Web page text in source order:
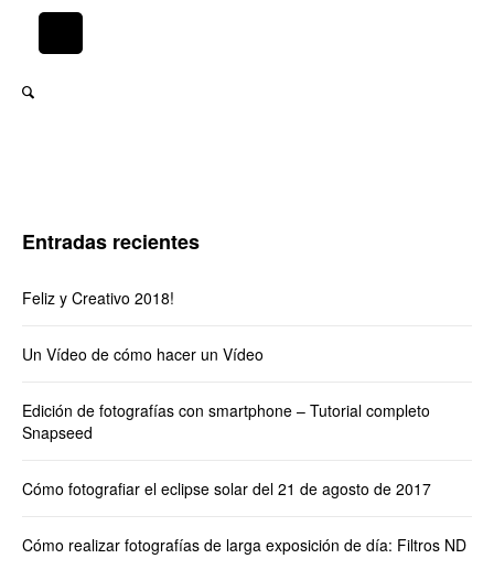
Entradas recientes
Feliz y Creativo 2018!
Un Vídeo de cómo hacer un Vídeo
Edición de fotografías con smartphone – Tutorial completo
Snapseed
Cómo fotografiar el eclipse solar del 21 de agosto de 2017
Cómo realizar fotografías de larga exposición de día: Filtros ND